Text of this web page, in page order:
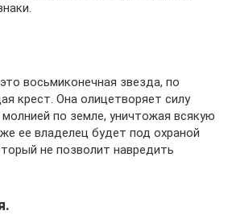
восьмиконечная звезда, по
крест. Она олицетворяет силу
по земле, уничтожая всякую
ее владелец будет под охраной
не позволит навредить